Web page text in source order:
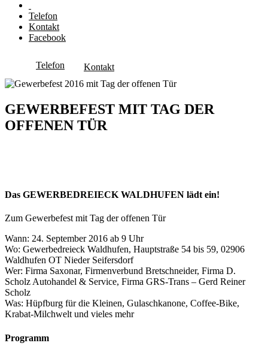
Telefon
Kontakt
Facebook
Telefon Kontakt
GEWERBEFEST MIT TAG DER
OFFENEN TÜR
Das GEWERBEDREIECK WALDHUFEN lädt ein!
Zum Gewerbefest mit Tag der offenen Tür
Wann: 24. September 2016 ab 9 Uhr
Wo: Gewerbedreieck Waldhufen, Hauptstraße 54 bis 59, 02906
Waldhufen OT Nieder Seifersdorf
Wer: Firma Saxonar, Firmenverbund Bretschneider, Firma D.
Scholz Autohandel & Service, Firma GRS-Trans – Gerd Reiner
Scholz
Was: Hüpfburg für die Kleinen, Gulaschkanone, Coffee-Bike,
Krabat-Milchwelt und vieles mehr
Programm